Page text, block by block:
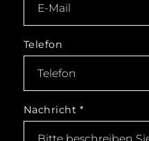
Telefon
Nachricht *